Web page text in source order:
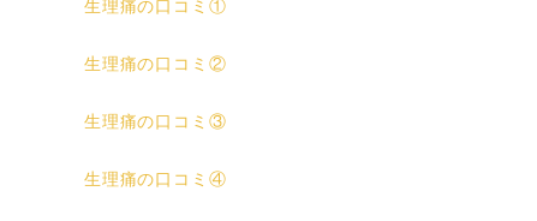
生理痛の口コミ②
生理痛の口コミ③
生理痛の口コミ④